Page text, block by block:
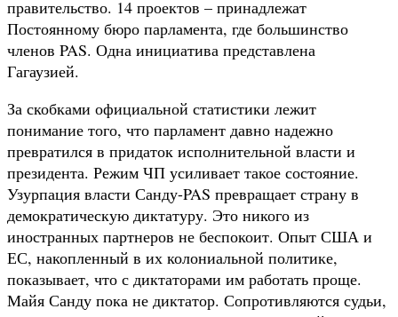
правительство. 14 проектов – принадлежат
Постоянному бюро парламента, где большинство
членов PAS. Одна инициатива представлена
Гагаузией.
За скобками официальной статистики лежит
понимание того, что парламент давно надежно
превратился в придаток исполнительной власти и
президента. Режим ЧП усиливает такое состояние.
Узурпация власти Санду-PAS превращает страну в
демократическую диктатуру. Это никого из
иностранных партнеров не беспокоит. Опыт США и
ЕС, накопленный в их колониальной политике,
показывает, что с диктаторами им работать проще.
Майя Санду пока не диктатор. Сопротивляются судьи,